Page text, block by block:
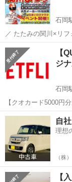
石岡
／ たたみの関川×リ
日(日)開催🎊 ＼ 会 場：リフォームの関川 茨城県石岡市旭台
２丁
茨城
【
ジ
石岡
【クオカード5000円
５（月）６（火）７
合シー...
茨城 石岡市
自
理想
（株
【